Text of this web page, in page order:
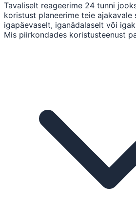
Tavaliselt reageerime 24 tunni
koristust planeerime teie
igapäevaselt, iganädalaselt või
Mis piirkondades koristusteenust